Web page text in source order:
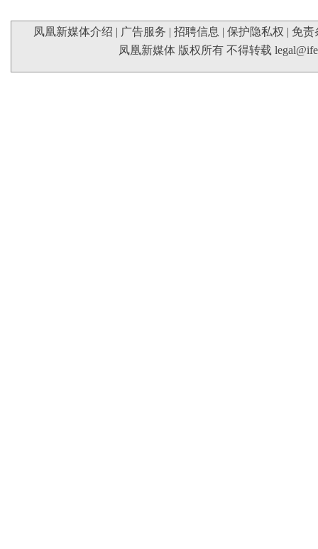
凤凰新媒体介绍 | 广告服务 | 招聘信息 | 保护隐私权 | 免责
凤凰新媒体 版权所有 不得转载